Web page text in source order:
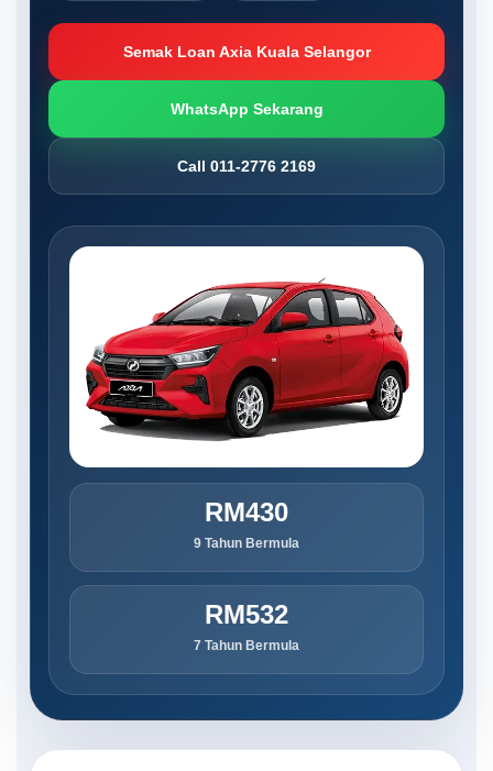
Semak Loan Axia Kuala Selangor
WhatsApp Sekarang
Call 011-2776 2169
RM430
9 Tahun Bermula
RM532
7 Tahun Bermula